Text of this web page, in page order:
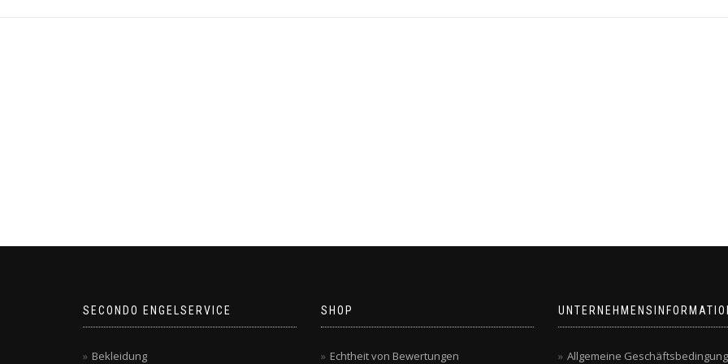
SECONDO ENGELSERVICE
Bekleidung
SHOP
Echtheit von Bewertungen Allgemeine